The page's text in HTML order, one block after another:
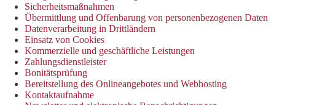
Sicherheitsmaßnahmen
Übermittlung und Offenbarung von personenbezogenen Daten
Datenverarbeitung in Drittländern
Einsatz von Cookies
Kommerzielle und geschäftliche Leistungen
Zahlungsdienstleister
Bonitätsprüfung
Bereitstellung des Onlineangebotes und Webhosting
Kontaktaufnahme